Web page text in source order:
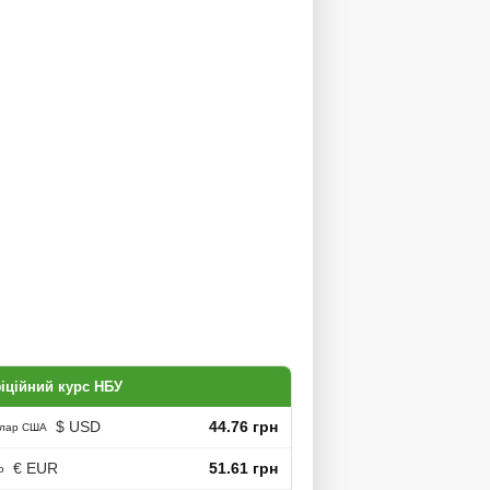
курс НБУ
США $ USD 44.76 грн
€ EUR 51.61 грн